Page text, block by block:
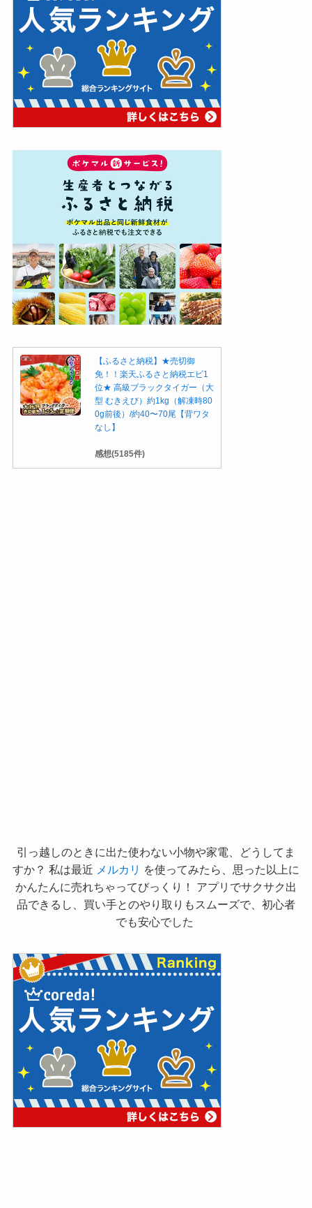
【ふるさと納税】★売切御
免！！楽天ふるさと納税エビ1
位★ 高級ブラックタイガー（大
型 むきえび）約1kg（解凍時80
0g前後）/約40〜70尾【背ワタ
なし】
感想(5185件)
引っ越しのときに出た使わない小物や家電、どうしてま
すか？ 私は最近 メルカリ を使ってみたら、思った以上に
かんたんに売れちゃってびっくり！ アプリでサクサク出
品できるし、買い手とのやり取りもスムーズで、初心者
でも安心でした